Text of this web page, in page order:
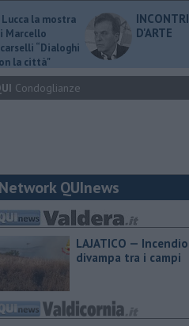
Lucca la mostra
Marcello
“Dialoghi
la città"
INCONTRI
D'ARTE
Condoglianze
Network QUInews
LAJATICO — Incendio
divampa tra i campi